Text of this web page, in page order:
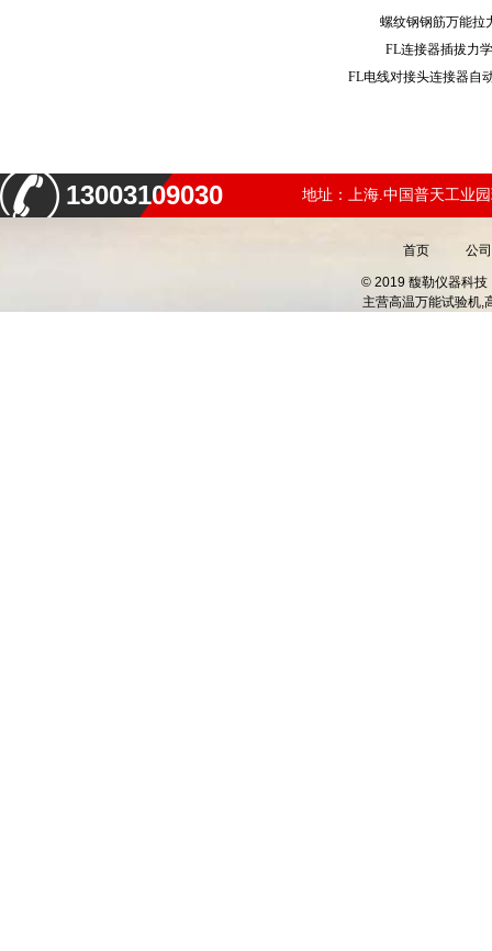
螺纹钢钢筋万能
FL连接器插拔力
13003109030 地址：上海.中国普天工业
首页 公
© 2019 馥勒仪器科技
主营高温万能试验机,